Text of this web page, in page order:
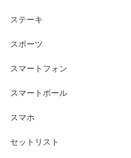
ステーキ
スポーツ
スマートフォン
スマートボール
スマホ
セットリスト